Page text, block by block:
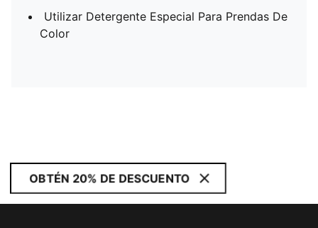
Utilizar Detergente Especial Para Prendas De
Color
OBTÉN 20% DE DESCUENTO